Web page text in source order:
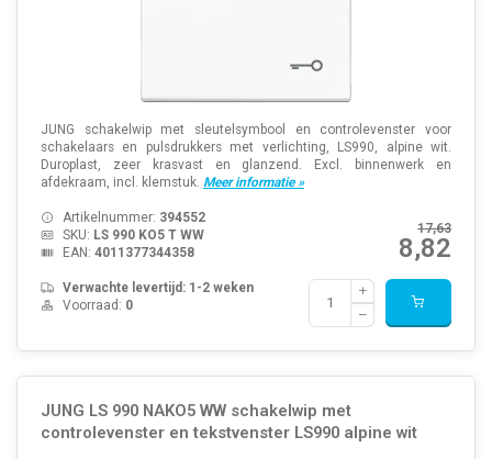
JUNG schakelwip met sleutelsymbool en controlevenster voor
schakelaars en pulsdrukkers met verlichting, LS990, alpine wit.
Duroplast, zeer krasvast en glanzend. Excl. binnenwerk en
afdekraam, incl. klemstuk. Meer informatie »
17,63
8,82
Artikelnummer: 394552
SKU: LS 990 KO5 T WW
EAN: 4011377344358
Verwachte levertijd: 1-2 weken
Voorraad: 0
JUNG LS 990 NAKO5 WW schakelwip met
controlevenster en tekstvenster LS990 alpine wit